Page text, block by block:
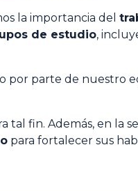
la importancia del
de estudio,
por parte de nuestro
tal fin. Además, en la
para fortalecer sus